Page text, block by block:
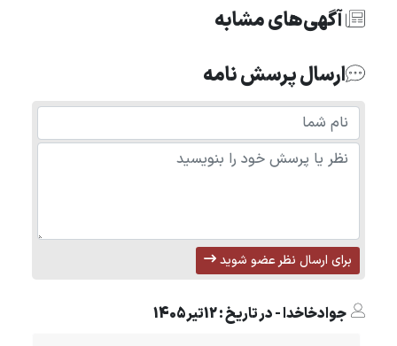
آگهی‌های مشابه
ارسال پرسش نامه
برای ارسال نظر عضو شوید
جوادخاخدا - در تاریخ : 12تیر1405